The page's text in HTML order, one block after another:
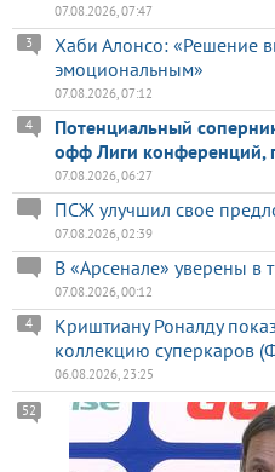
07.08.2026, 07:47
Хаби Алонсо: «Решение
эмоциональным»
3
07.08.2026, 07:12
Потенциальный
офф Лиги конференций,
4
07.08.2026, 06:27
ПСЖ улучшил свое
07.08.2026, 02:39
В «Арсенале» уверены в
07.08.2026, 00:12
Криштиану Роналду
коллекцию суперкаров
4
06.08.2026, 23:25
52